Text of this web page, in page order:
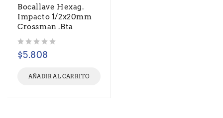
Bocallave Hexag.
Impacto 1/2x20mm
Crossman .Bta
$5.808
AÑADIR AL CARRITO